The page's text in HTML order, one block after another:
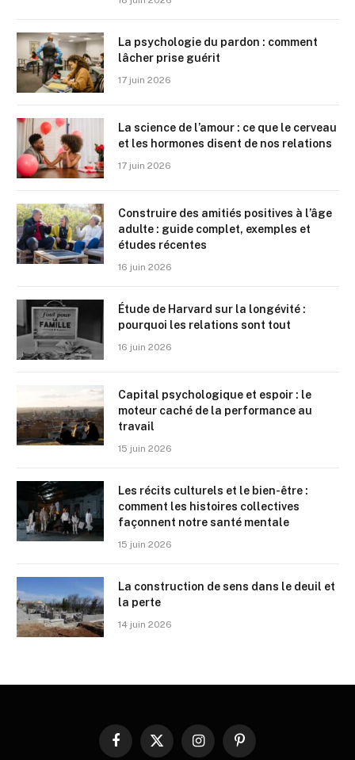
La psychologie du pardon : comment
lâcher prise guérit
17 juin 2026
La science de l’amour : ce que le cerveau
et les hormones disent de nos relations
17 juin 2026
Construire des amitiés positives à l’âge
adulte : guide complet, exemples et
études récentes
16 juin 2026
Étude de Harvard sur la longévité :
pourquoi les relations sont tout
16 juin 2026
Capital psychologique et espoir : le
moteur caché de la performance au
travail
15 juin 2026
Les récits culturels et le bien-être :
comment les histoires collectives
façonnent notre santé mentale
15 juin 2026
La construction de sens dans le deuil et
la perte
14 juin 2026
Facebook
X
InstagramPinterest